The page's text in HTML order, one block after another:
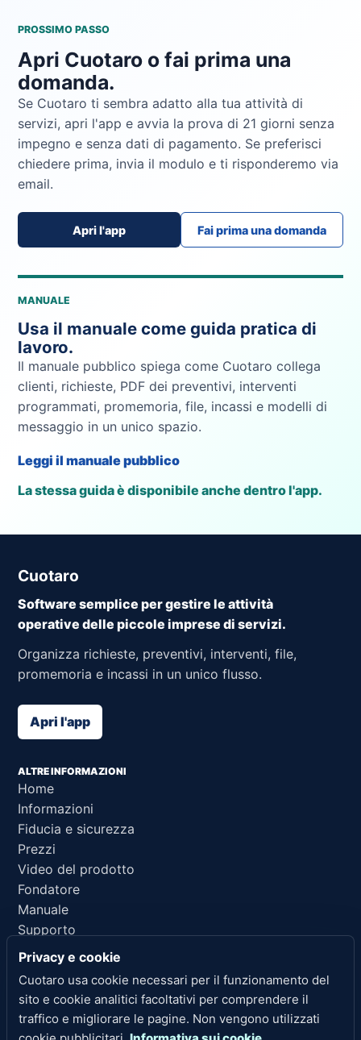
PROSSIMO PASSO
Apri Cuotaro o fai prima una
domanda.
Se Cuotaro ti sembra adatto alla tua attività di
servizi, apri l'app e avvia la prova di 21 giorni senza
impegno e senza dati di pagamento. Se preferisci
chiedere prima, invia il modulo e ti risponderemo via
email.
Apri l'app Fai prima una domanda
MANUALE
Usa il manuale come guida pratica di
lavoro.
Il manuale pubblico spiega come Cuotaro collega
clienti, richieste, PDF dei preventivi, interventi
programmati, promemoria, file, incassi e modelli di
messaggio in un unico spazio.
Leggi il manuale pubblico
La stessa guida è disponibile anche dentro l'app.
Cuotaro
Software semplice per gestire le attività
operative delle piccole imprese di servizi.
Organizza richieste, preventivi, interventi, file,
promemoria e incassi in un unico flusso.
Apri l'app
ALTRE INFORMAZIONI
Home
Informazioni
Fiducia e sicurezza
Prezzi
Video del prodotto
Fondatore
Manuale
Supporto
Riferimento per IA
LINK LEGALI
Privacy
Termini di servizio
Privacy e cookie
Cuotaro usa cookie necessari per il funzionamento del
sito e cookie analitici facoltativi per comprendere il
traffico e migliorare le pagine. Non vengono utilizzati